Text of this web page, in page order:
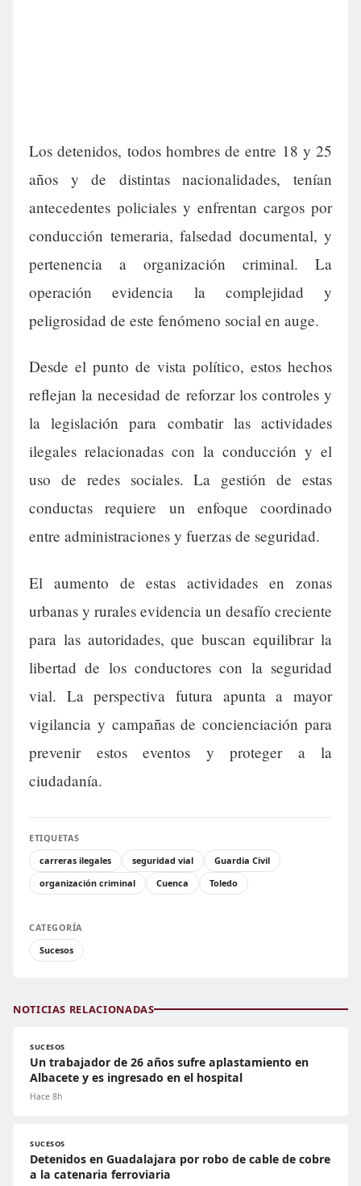
Los detenidos, todos hombres de entre 18 y 25
años y de distintas nacionalidades, tenían
antecedentes policiales y enfrentan cargos por
conducción temeraria, falsedad documental, y
pertenencia a organización criminal. La
operación evidencia la complejidad y
peligrosidad de este fenómeno social en auge.
Desde el punto de vista político, estos hechos
reflejan la necesidad de reforzar los controles y
la legislación para combatir las actividades
ilegales relacionadas con la conducción y el
uso de redes sociales. La gestión de estas
conductas requiere un enfoque coordinado
entre administraciones y fuerzas de seguridad.
El aumento de estas actividades en zonas
urbanas y rurales evidencia un desafío creciente
para las autoridades, que buscan equilibrar la
libertad de los conductores con la seguridad
vial. La perspectiva futura apunta a mayor
vigilancia y campañas de concienciación para
prevenir estos eventos y proteger a la
ciudadanía.
ETIQUETAS
carreras ilegales
seguridad vial
Guardia Civil
organización criminal
Cuenca Toledo
CATEGORÍA
Sucesos
NOTICIAS RELACIONADAS
SUCESOS
Un trabajador de 26 años sufre aplastamiento en
Albacete y es ingresado en el hospital
Hace 8h
SUCESOS
Detenidos en Guadalajara por robo de cable de cobre
a la catenaria ferroviaria